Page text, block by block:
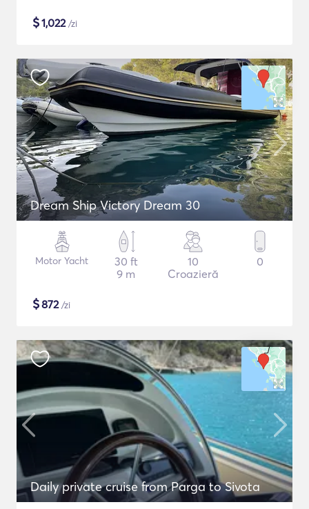
$1,022/zi
Dream Ship Victory Dream 30
Motor Yacht
30 ft
9 m
10
Croazieră
0
$872/zi
Daily private cruise from Parga to Sivota